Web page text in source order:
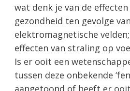
wat denk je van de
gezondheid ten gevolge van
elektromagnetische
effecten van straling op
Is er ooit een
tussen deze onbekende
aangetoond of heeft er